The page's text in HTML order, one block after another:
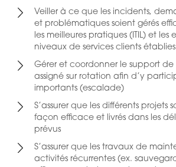
Veiller à ce que les incidents,
et problématiques soient gérés
les meilleures pratiques (ITIL) et les
niveaux de services clients établies
Gérer et coordonner le support
assigné sur rotation afin d’y
importants (escalade)
S’assurer que les différents projets
façon efficace et livrés dans les
prévus
S’assurer que les travaux de
activités récurrentes (ex.